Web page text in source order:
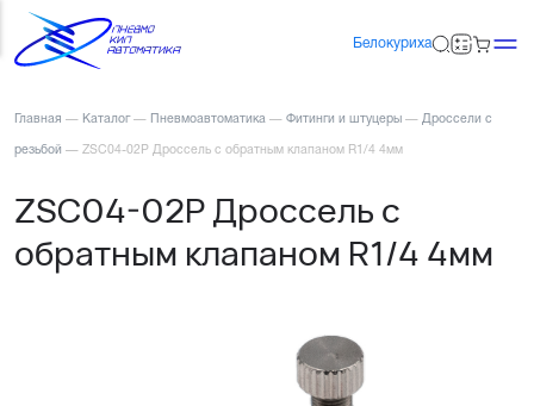
Белокуриха
Главная — Каталог — Пневмоавтоматика — Фитинги и штуцеры — Дроссели с
резьбой — ZSC04-02P Дроссель с обратным клапаном R1/4 4мм
ZSC04-02P Дроссель с
обратным клапаном R1/4 4мм